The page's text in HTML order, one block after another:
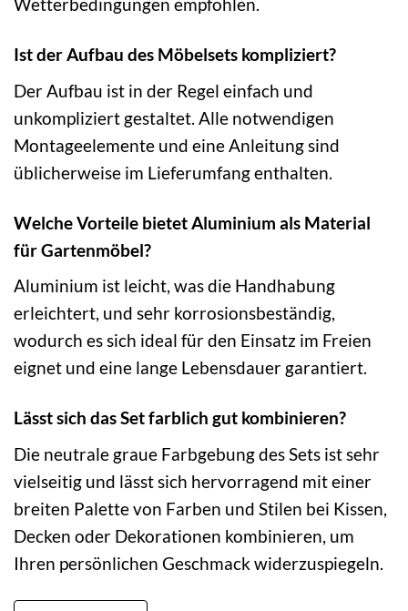
Wetterbedingungen empfohlen.
Ist der Aufbau des Möbelsets kompliziert?
Der Aufbau ist in der Regel einfach und
unkompliziert gestaltet. Alle notwendigen
Montageelemente und eine Anleitung sind
üblicherweise im Lieferumfang enthalten.
Welche Vorteile bietet Aluminium als Material
für Gartenmöbel?
Aluminium ist leicht, was die Handhabung
erleichtert, und sehr korrosionsbeständig,
wodurch es sich ideal für den Einsatz im Freien
eignet und eine lange Lebensdauer garantiert.
Lässt sich das Set farblich gut kombinieren?
Die neutrale graue Farbgebung des Sets ist sehr
vielseitig und lässt sich hervorragend mit einer
breiten Palette von Farben und Stilen bei Kissen,
Decken oder Dekorationen kombinieren, um
Ihren persönlichen Geschmack widerzuspiegeln.